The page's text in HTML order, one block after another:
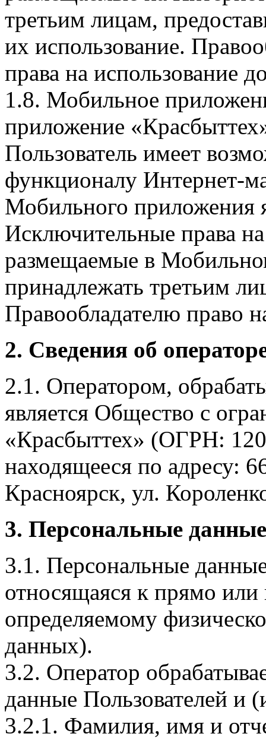
третьим лицам,
их использование.
права на использование
1.8. Мобильное
приложение
Пользователь имеет
функционалу Интернет-
Мобильного приложения
Исключительные права
размещаемые в
принадлежать третьим
Правообладателю право
2. Сведения об
2.1. Оператором,
является Общество с
«Красбыттех» (ОГРН:
находящееся по адресу:
Красноярск, ул.
3. Персональные
3.1. Персональные
относящаяся к прямо
определяемому
данных).
3.2. Оператор
данные Пользователей и
3.2.1. Фамилия, имя и